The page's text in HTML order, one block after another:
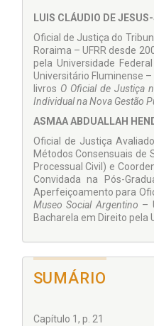
LUIS CLÁUDIO DE
Oficial de Justiça do
Roraima – UFRR desde
pela Universidade
Universitário Fluminense –
livros O Oficial de Justiça
Individual na Nova Gestão
ASMAA ABDUALLAH
Oficial de Justiça
Métodos Consensuais de
Proces­sual Civil) e
Convidada na Pós-
Aperfeiçoamento para
Museo Social Argentino –
Bacharela em Direito pela
SUMÁRIO
Capítulo 1, p. 21